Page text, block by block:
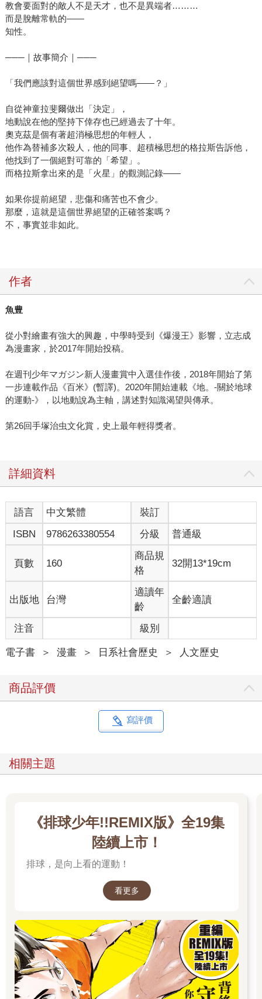
教會要面對的敵人不是天才，也不是異端者………
而是脫離常軌的——
知性。
───｜故事簡介｜───
「我們應該對這個世界感到絕望嗎――？」
自從神童拉斐爾做出「決定」，
地動說在他的堅持下倖存也已經過去了十年。
奧克茲是個有著超消極思想的年輕人，
他作為替補多次殺人，他的同事、超積極思想的格拉斯告訴他，
他找到了一個絕對可靠的「希望」。
而格拉斯拿出來的是「火星」的觀測記錄——
如果你提前絕望，悲傷和痛苦也不會少。
那麼，這就是這個世界絕望的正確答案嗎？
不，事實並非如此。
作者
魚豊
從小對繪畫有強大的興趣，中學時受到《爆漫王》影響，立志成
為漫畫家，於2017年開始投稿。
在週刊少年マガジン新人漫畫賞中入選佳作後，2018年開始了第
一步連載作品《百米》(暫譯)。2020年開始連載《地。-關於地球
的運動-》，以地動說為主軸，講述對知識渴望與傳承。
第26回手塚治虫文化賞，史上最年輕得獎者。
詳細資料
語言 中文繁體
裝訂
ISBN
9786263380554 分級 普通級
頁數 160
商品規
格
32開13*19cm
出版地 台灣
適讀年
齡
全齡適讀
注音 級別
電子書 ＞ 漫畫 ＞ 日系社會歷史 ＞ 人文歷史
商品評價
寫評價
相關主題
《排球少年!!REMIX版》全19集
陸續上市！
排球，是向上看的運動！
看更多